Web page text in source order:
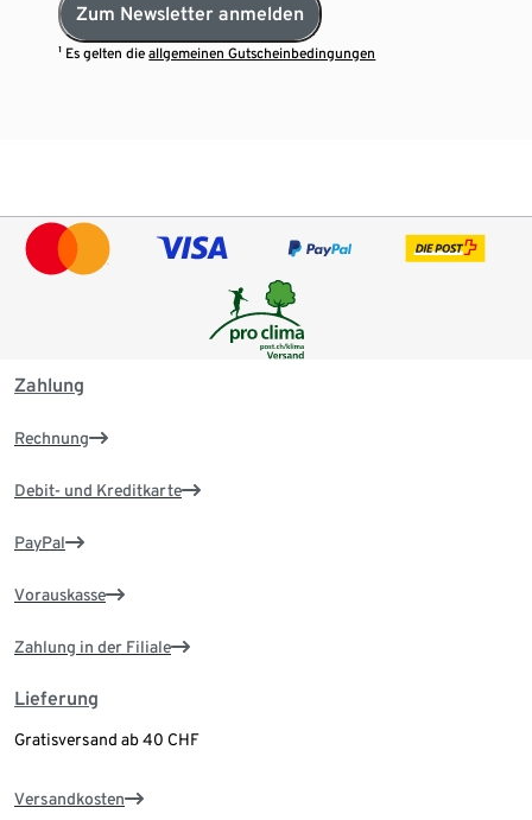
Zum Newsletter anmelden
¹ Es gelten dieallgemeinen Gutscheinbedingungen
Zahlung
Rechnung
Debit- und Kreditkarte
PayPal
Vorauskasse
Zahlung in der Filiale
Lieferung
Gratisversand ab 40 CHF
Versandkosten